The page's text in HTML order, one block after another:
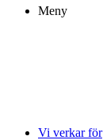
Meny
Vi verkar för